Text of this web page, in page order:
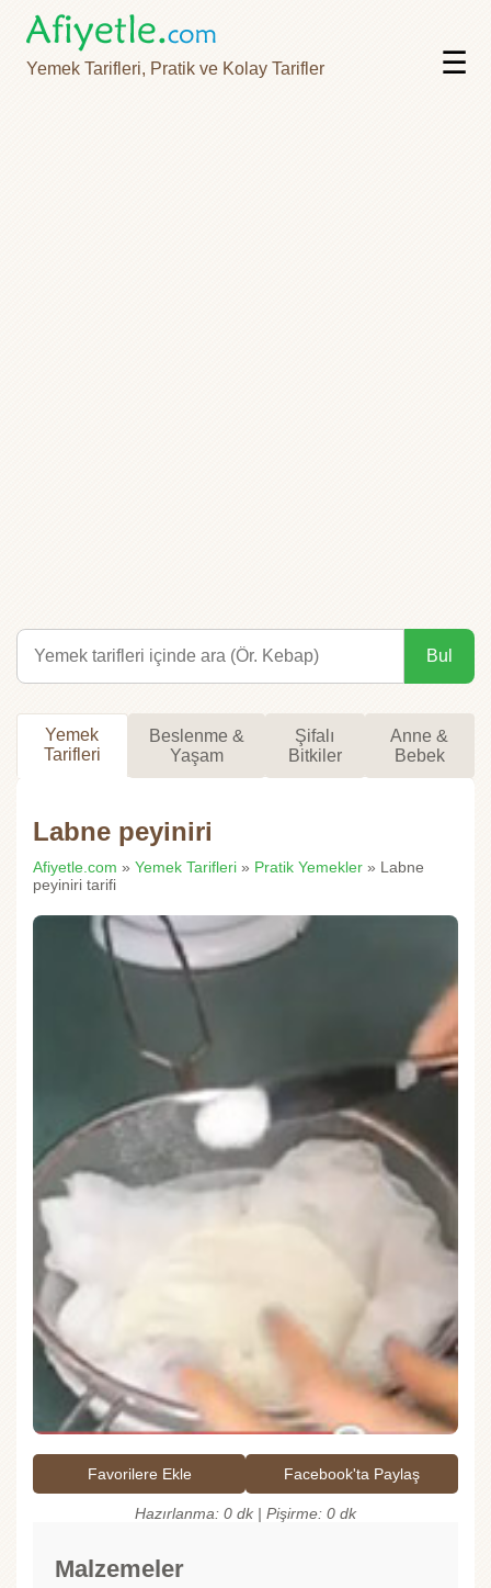
Yemek Tarifleri, Pratik ve Kolay Tarifler ☰
Bul
Yemek
Tarifleri
Beslenme &
Yaşam
Şifalı
Bitkiler
Anne &
Bebek
Labne peyiniri
Afiyetle.com » Yemek Tarifleri » Pratik Yemekler » Labne
peyiniri tarifi
Favorilere Ekle Facebook'ta Paylaş
Hazırlanma: 0 dk | Pişirme: 0 dk
Malzemeler